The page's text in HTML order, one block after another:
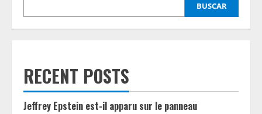
BUSCAR
RECENT POSTS
Jeffrey Epstein est-il apparu sur le panneau